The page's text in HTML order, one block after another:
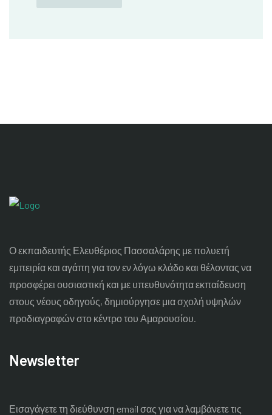
Ο εκπαιδευτής Ελευθέριος Πασσαλάρης με πολυετή
εμπειρία και αγάπη για τον εν λόγω κλάδο και θέλοντας να
προσφέρει ουσιαστική και με υπευθυνότητα εκπαίδευση
στους νέους οδηγούς, δημιούργησε μια σχολή υψηλών
προδιαγραφών στο κέντρο του Αμαρουσίου.
Newsletter
Εισαγάγετε τη διεύθυνση email σας για να λαμβάνετε τις